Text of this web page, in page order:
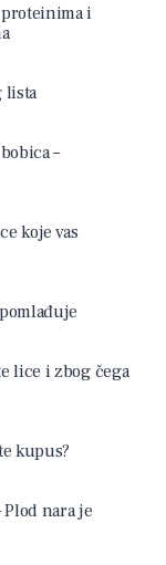
i
lista
–
koje vas
lice i zbog čega
kupus?
Plod nara je